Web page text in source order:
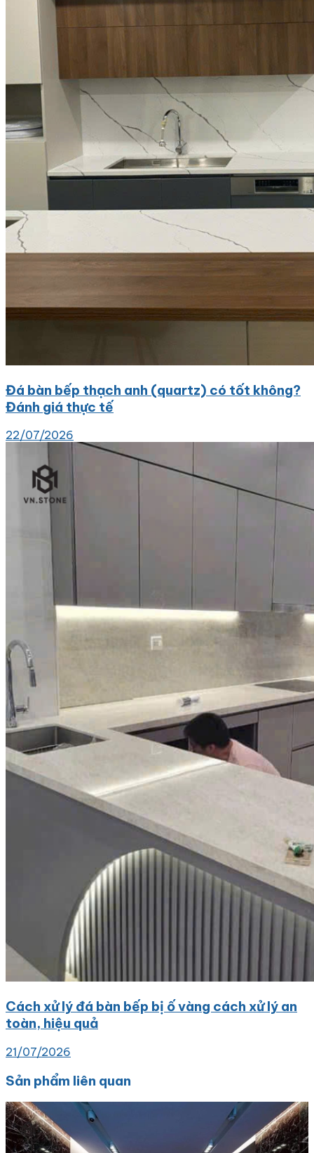
Đá bàn bếp thạch anh (quartz) có tốt không?
Đánh giá thực tế
22/07/2026
Cách xử lý đá bàn bếp bị ố vàng cách xử lý an
toàn, hiệu quả
21/07/2026
Sản phẩm liên quan